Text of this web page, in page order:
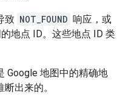
致 NOT_FOUND 响应，或
地点 ID。这些地点 ID 类
Google 地图中的精确地
出来的。